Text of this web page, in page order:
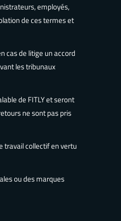
employés,
de ces termes et
cas de litige un accord
les tribunaux
de FITLY et seront
ne sont pas pris
travail collectif en vertu
ou des marques